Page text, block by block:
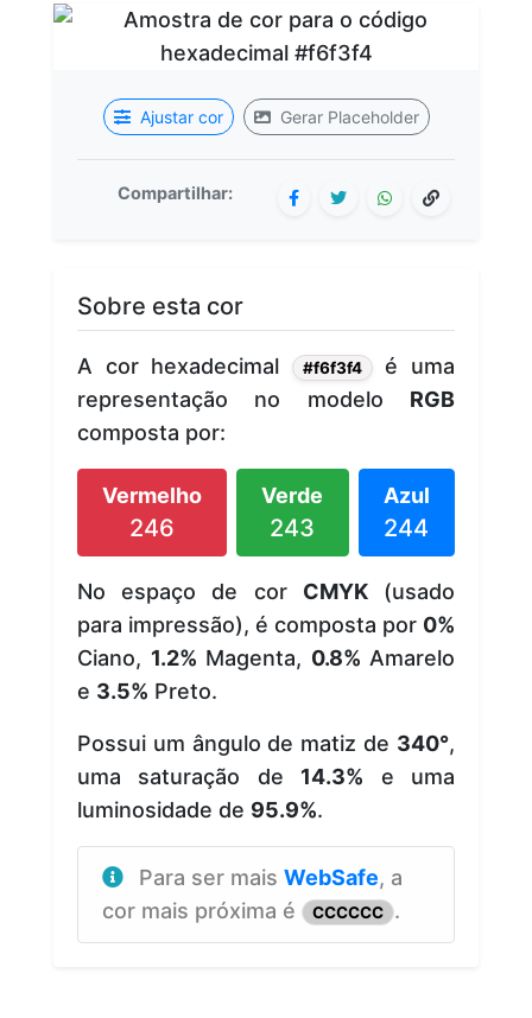
Ajustar cor Gerar Placeholder
Compartilhar:
Sobre esta cor
A cor hexadecimal #f6f3f4 é uma
representação no modelo RGB
composta por:
Vermelho
246
Verde
243
Azul
244
No espaço de cor CMYK(usado
para impressão), é composta por 0%
Ciano, 1.2% Magenta, 0.8% Amarelo
e 3.5% Preto.
Possui um ângulo de matiz de 340°,
uma saturação de 14.3% e uma
luminosidade de 95.9%.
Para ser mais WebSafe, a
cor mais próxima é
CCCCCC .